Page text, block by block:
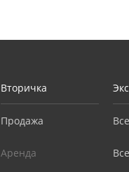
Вторичка
Продажа
Аренда